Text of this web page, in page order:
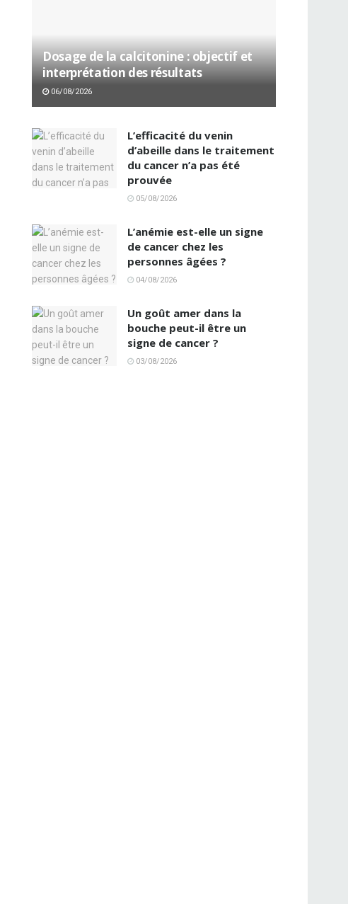
Dosage de la calcitonine : objectif et
interprétation des résultats
06/08/2026
L’efficacité du venin
d’abeille dans le traitement
du cancer n’a pas été
prouvée
05/08/2026
L’anémie est-elle un signe
de cancer chez les
personnes âgées ?
04/08/2026
Un goût amer dans la
bouche peut-il être un
signe de cancer ?
03/08/2026